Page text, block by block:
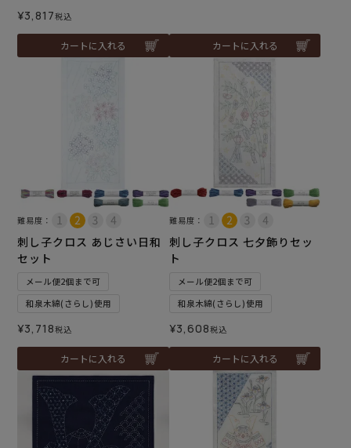
¥3,817税込
カートに入れる カートに入れる
難易度：
刺し子クロス あじさい日和
セット
メール便2個まで可
和泉木綿(さらし)使用
¥3,718税込
カートに入れる
難易度：
刺し子クロス 七夕飾りセッ
ト
メール便2個まで可
和泉木綿(さらし)使用
¥3,608税込
カートに入れる